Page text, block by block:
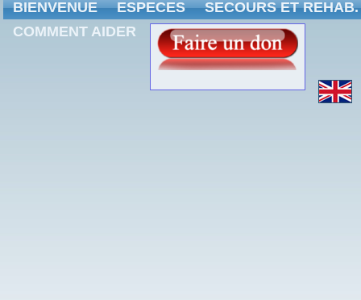
BIENVENUE ESPECES
SECOURS ET REHAB.
COMMENT AIDER